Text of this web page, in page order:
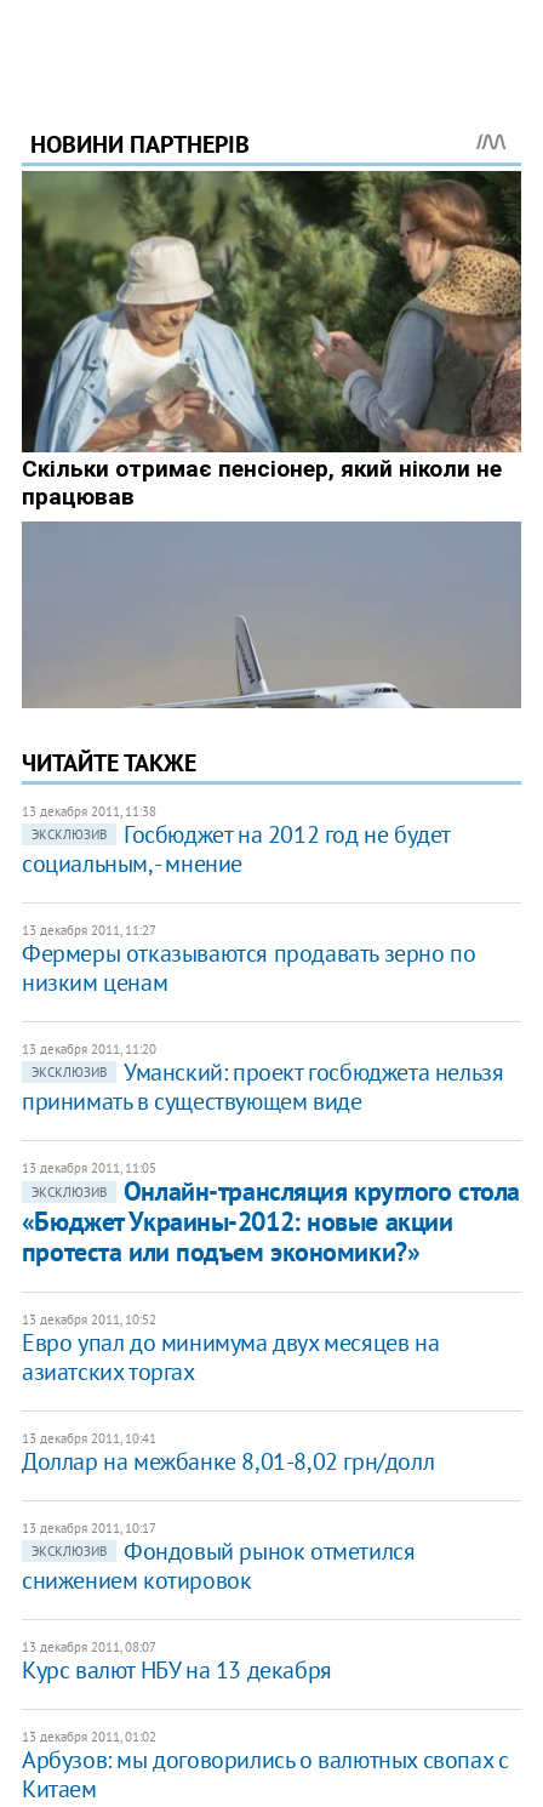
ЧИТАЙТЕ ТАКЖЕ
13 декабря 2011, 11:38
ЭКСКЛЮЗИВ
Госбюджет на 2012 год не будет
социальным, - мнение
13 декабря 2011, 11:27
Фермеры отказываются продавать зерно по
низким ценам
13 декабря 2011, 11:20
ЭКСКЛЮЗИВ
Уманский: проект госбюджета нельзя
принимать в существующем виде
13 декабря 2011, 11:05
ЭКСКЛЮЗИВ
Онлайн-трансляция круглого стола
«Бюджет Украины-2012: новые акции
протеста или подъем экономики?»
13 декабря 2011, 10:52
Евро упал до минимума двух месяцев на
азиатских торгах
13 декабря 2011, 10:41
Доллар на межбанке 8,01-8,02 грн/долл
13 декабря 2011, 10:17
ЭКСКЛЮЗИВ
Фондовый рынок отметился
снижением котировок
13 декабря 2011, 08:07
Курс валют НБУ на 13 декабря
13 декабря 2011, 01:02
​Арбузов: мы договорились о валютных свопах с
Китаем